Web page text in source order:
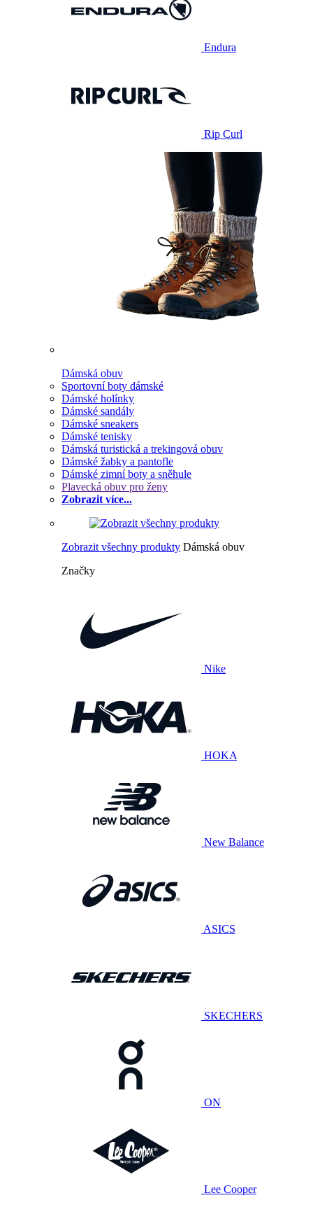
Endura
Rip Curl
Dámská obuv
Sportovní boty dámské
Dámské holínky
Dámské sandály
Dámské sneakers
Dámské tenisky
Dámská turistická a trekingová obuv
Dámské žabky a pantofle
Dámské zimní boty a sněhule
Plavecká obuv pro ženy
Zobrazit více...
Zobrazit všechny produkty Dámská obuv
Značky
Nike
HOKA
New Balance
ASICS
SKECHERS
ON
Lee Cooper